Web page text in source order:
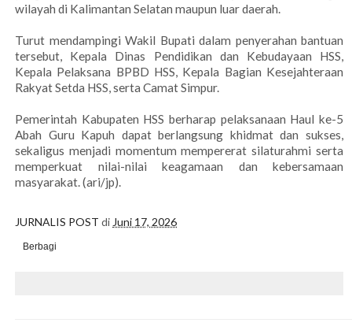
wilayah di Kalimantan Selatan maupun luar daerah.
Turut mendampingi Wakil Bupati dalam penyerahan bantuan
tersebut, Kepala Dinas Pendidikan dan Kebudayaan HSS,
Kepala Pelaksana BPBD HSS, Kepala Bagian Kesejahteraan
Rakyat Setda HSS, serta Camat Simpur.
Pemerintah Kabupaten HSS berharap pelaksanaan Haul ke-5
Abah Guru Kapuh dapat berlangsung khidmat dan sukses,
sekaligus menjadi momentum mempererat silaturahmi serta
memperkuat nilai-nilai keagamaan dan kebersamaan
masyarakat. (ari/jp).
JURNALIS POST di Juni 17, 2026
Berbagi